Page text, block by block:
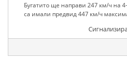
Бугатито ще направи 247 км/ч на
са имали предвид 447 км/ч